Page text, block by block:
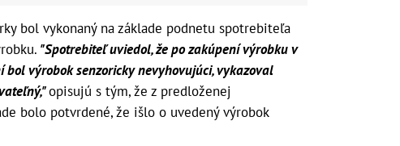
bol vykonaný na základe podnetu spotrebiteľa
"Spotrebiteľ uviedol, že po zakúpení výrobku v
výrobok senzoricky nevyhovujúci, vykazoval
opisujú s tým, že z predloženej
bolo potvrdené, že išlo o uvedený výrobok